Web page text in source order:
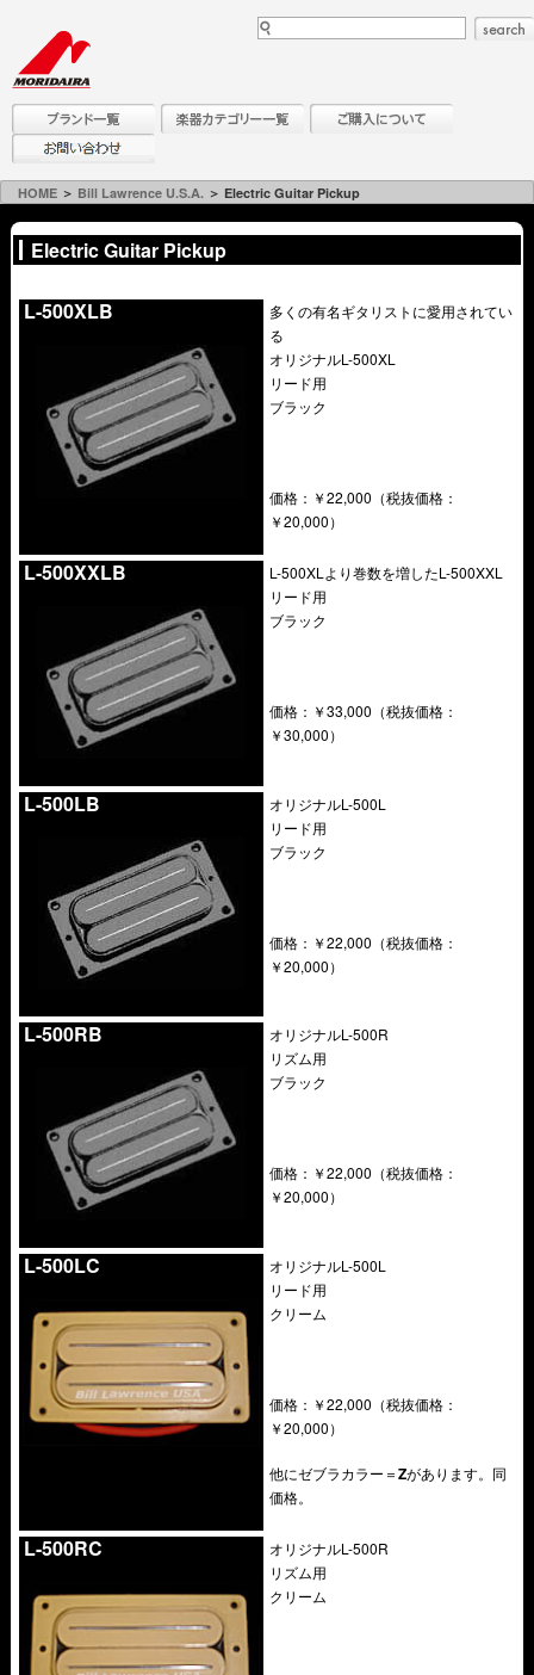
HOME ＞ Bill Lawrence U.S.A. ＞ Electric Guitar Pickup
Electric Guitar Pickup
L-500XLB
多くの有名ギタリストに愛用されてい
る
オリジナルL-500XL
リード用
ブラック
価格：￥22,000（税抜価格：
￥20,000）
L-500XXLB
L-500XLより巻数を増したL-500XXL
リード用
ブラック
価格：￥33,000（税抜価格：
￥30,000）
L-500LB
オリジナルL-500L
リード用
ブラック
価格：￥22,000（税抜価格：
￥20,000）
L-500RB
オリジナルL-500R
リズム用
ブラック
価格：￥22,000（税抜価格：
￥20,000）
L-500LC
オリジナルL-500L
リード用
クリーム
価格：￥22,000（税抜価格：
￥20,000）
他にゼブラカラー＝Zがあります。同
価格。
L-500RC
オリジナルL-500R
リズム用
クリーム